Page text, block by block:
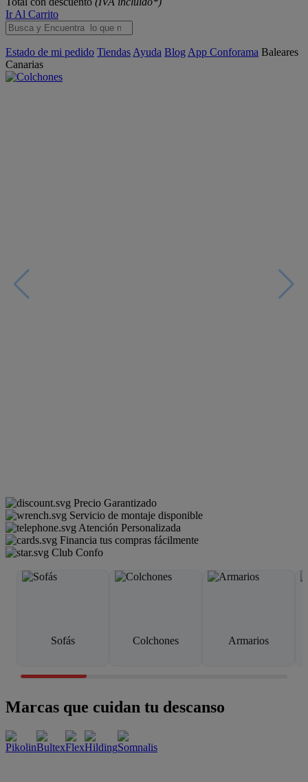
Ir Al Carrito
Estado de mi pedido Tiendas Ayuda Blog App Conforama Baleares
Canarias
Precio Garantizado
Servicio de montaje disponible
Atención Personalizada
Financia tus compras fácilmente
Club Confo
Sofás Colchones Armarios
Marcas que cuidan tu descanso